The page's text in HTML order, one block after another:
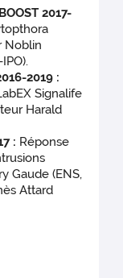
BOOST 2017-
Noblin
2019 :
Signalife
Harald
: Réponse
Gaude (ENS,
Attard